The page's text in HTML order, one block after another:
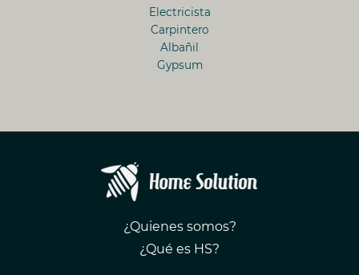
Electricista
Carpintero
Albañil
Gypsum
¿Quienes somos?
¿Qué es HS?